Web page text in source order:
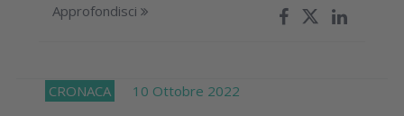
Approfondisci
CRONACA 10 Ottobre 2022